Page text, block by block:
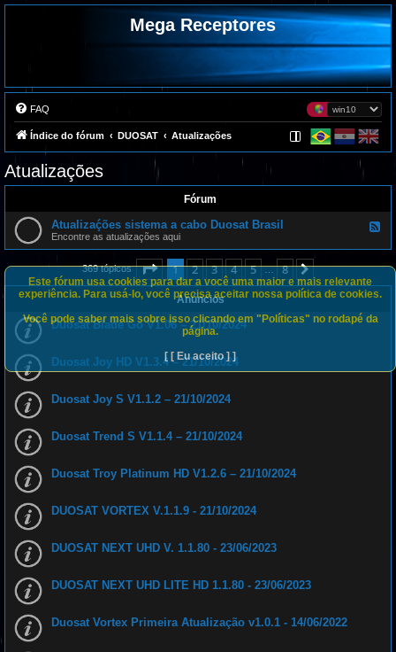
Mega Receptores
FAQ
Índice do fórum DUOSAT Atualizações
Atualizações
Fórum
-
t
õ
Atualizaḉões sistema a cabo Duosat Brasil
Encontre as atualizações aqui
369 tópicos Página1de8
1 2 3 4 5 … 8 Próximo
Anúncios
Duosat Blade Go V1.06 – 21/10/2024
Duosat Joy HD V1.3.4 – 21/10/2024
Duosat Joy S V1.1.2 – 21/10/2024
Duosat Trend S V1.1.4 – 21/10/2024
Duosat Troy Platinum HD V1.2.6 – 21/10/2024
DUOSAT VORTEX V.1.1.9 - 21/10/2024
DUOSAT NEXT UHD V. 1.1.80 - 23/06/2023
DUOSAT NEXT UHD LITE HD 1.1.80 - 23/06/2023
Duosat Vortex Primeira Atualização v1.0.1 - 14/06/2022
Este fórum usa cookies para dar a você uma maior e mais relevante
experiência. Para usá-lo, você precisa aceitar nossa política de cookies.
Você pode saber mais sobre isso clicando em "Políticas" no rodapé da
página.
[ [ Eu aceito ] ]